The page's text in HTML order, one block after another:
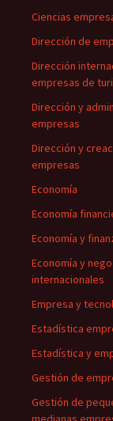
Ciencias
Dirección de
Dirección
empresas de
Dirección y
empresas
Dirección y
empresas
Economía
Economía
Economía y
Economía y
internacionales
Empresa y
Estadística
Estadística y
Gestión de
Gestión de